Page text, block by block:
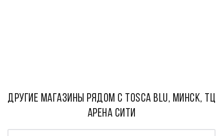
ДРУГИЕ МАГАЗИНЫ РЯДОМ С Tosca Blu, Минск, ТЦ
Арена Сити